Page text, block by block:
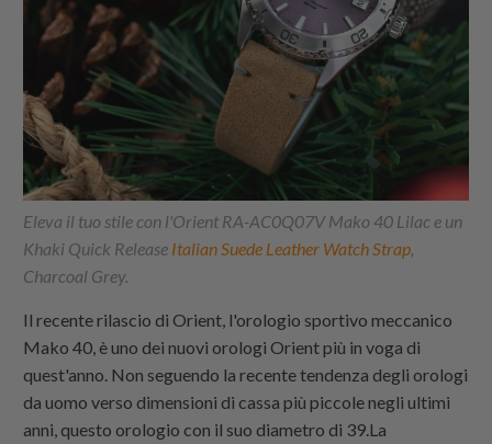
Eleva il tuo stile con l'Orient RA-AC0Q07V Mako 40 Lilac e un
Khaki Quick Release Italian Suede Leather Watch Strap
Charcoal Grey.
Il recente rilascio di Orient, l'orologio sportivo meccanico
Mako 40, è uno dei nuovi orologi Orient più in voga di
quest'anno. Non seguendo la recente tendenza degli orologi
da uomo verso dimensioni di cassa più piccole negli ultimi
anni, questo orologio con il suo diametro di 39.La